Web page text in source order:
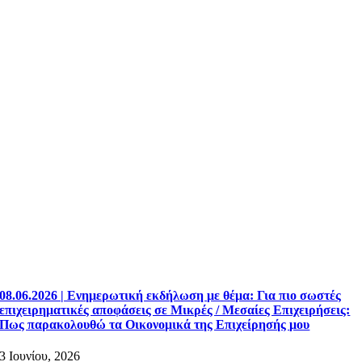
08.06.2026 | Ενημερωτική εκδήλωση με θέμα: Για πιο σωστές
επιχειρηματικές αποφάσεις σε Μικρές / Μεσαίες Επιχειρήσεις:
Πως παρακολουθώ τα Οικονομικά της Επιχείρησής μου
3 Ιουνίου, 2026